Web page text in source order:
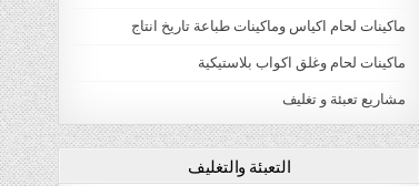
ماكينات لحام اكياس وماكينات طباعة تاريخ انتاج
ماكينات لحام وغلق اكواب بلاستيكية
مشاريع تعبئة و تغليف
التعبئة والتغليف